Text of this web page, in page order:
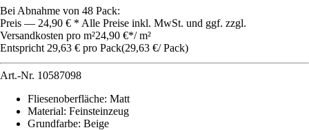
Bei Abnahme von 48 Pack:
Preis — 24,90 € * Alle Preise inkl. MwSt. und ggf. zzgl.
Versandkosten pro m²24,90 €*/ m²
Entspricht 29,63 € pro Pack(29,63 €/ Pack)
Art.-Nr. 10587098
Fliesenoberfläche: Matt
Material: Feinsteinzeug
Grundfarbe: Beige